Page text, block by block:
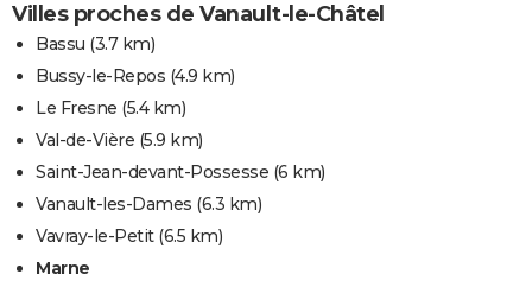
Villes proches de Vanault-le-Châtel
Bassu (3.7 km)
Bussy-le-Repos (4.9 km)
Le Fresne (5.4 km)
Val-de-Vière (5.9 km)
Saint-Jean-devant-Possesse (6 km)
Vanault-les-Dames (6.3 km)
Vavray-le-Petit(6.5 km)
Marne